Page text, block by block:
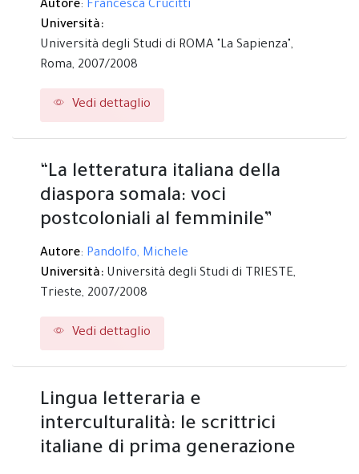
Autore: Francesca Crucitti
Università:
Università degli Studi di ROMA "La Sapienza",
Roma, 2007/2008
Vedi dettaglio
“La letteratura italiana della
diaspora somala: voci
postcoloniali al femminile”
Autore: Pandolfo, Michele
Università: Università degli Studi di TRIESTE,
Trieste, 2007/2008
Vedi dettaglio
Lingua letteraria e
interculturalità: le scrittrici
italiane di prima generazione